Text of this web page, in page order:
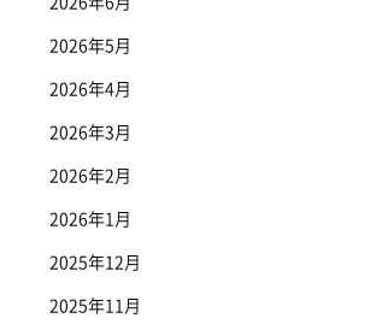
2026年5月
2026年4月
2026年3月
2026年2月
2026年1月
2025年12月
2025年11月